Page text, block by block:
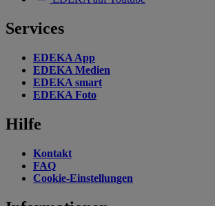
Services
EDEKA App
EDEKA Medien
EDEKA smart
EDEKA Foto
Hilfe
Kontakt
FAQ
Cookie-Einstellungen